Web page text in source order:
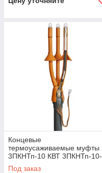
Концевые
термоусаживаемые муфты
3ПКНТп-10 КВТ 3ПКНТп-10-
70/120(Б)
Под заказ